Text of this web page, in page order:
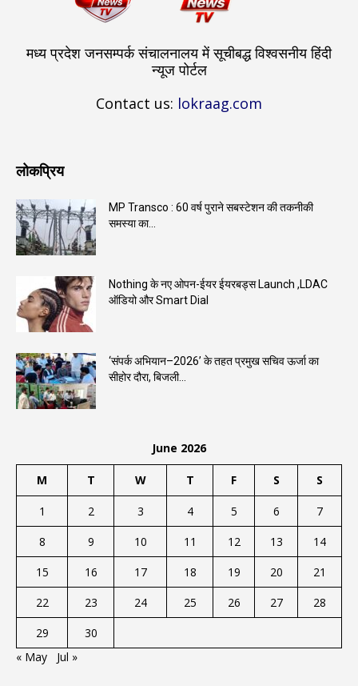
मध्य प्रदेश जनसम्पर्क संचालनालय में सूचीबद्ध विश्वसनीय हिंदी
न्यूज पोर्टल
Contact us: lokraag.com
लोकप्रिय
MP Transco : 60 वर्ष पुराने सबस्टेशन की तकनीकी
समस्या का...
Nothing के नए ओपन-ईयर ईयरबड्स Launch ,LDAC
ऑडियो और Smart Dial
‘संपर्क अभियान–2026’ के तहत प्रमुख सचिव ऊर्जा का
सीहोर दौरा, बिजली...
June 2026
M T W T F S S
1 2 3 4 5 6
7
8
9 10 11 12 13
14
15
16 17 18 19 20
21
22
23 24 25 26 27
28
29
30
« May
Jul »